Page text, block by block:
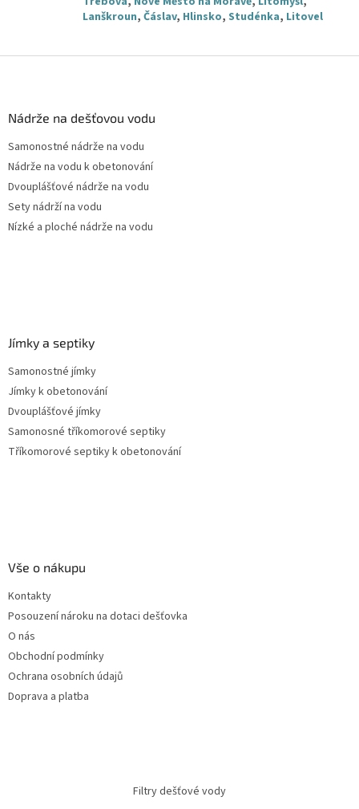
Lanškroun, Čáslav, Hlinsko, Studénka, Litovel
Nádrže na dešťovou vodu
Samonostné nádrže na vodu
Nádrže na vodu k obetonování
Dvouplášťové nádrže na vodu
Sety nádrží na vodu
Nízké a ploché nádrže na vodu
Jímky a septiky
Samonostné jímky
Jímky k obetonování
Dvouplášťové jímky
Samonosné tříkomorové septiky
Tříkomorové septiky k obetonování
Vše o nákupu
Kontakty
Posouzení nároku na dotaci dešťovka
O nás
Obchodní podmínky
Ochrana osobních údajů
Doprava a platba
Filtry dešťové vody